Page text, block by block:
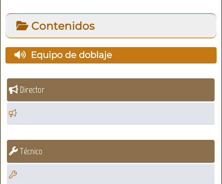
Contenidos
Equipo de doblaje
Director
Técnico